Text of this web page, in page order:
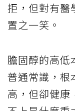
拒，但對有醫
置之一笑。
膽固醇的高低
普通常識，根
高，但卻健康